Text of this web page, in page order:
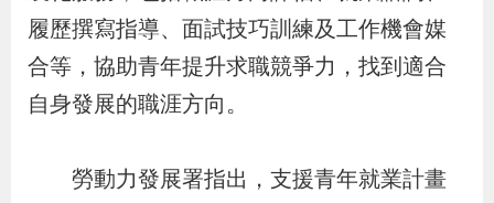
宣
導
專
履歷撰寫指導、面試技巧訓練及工作機會媒
合等，協助青年提升求職競爭力，找到適合
自身發展的職涯方向。
勞動力發展署指出，支援青年就業計畫